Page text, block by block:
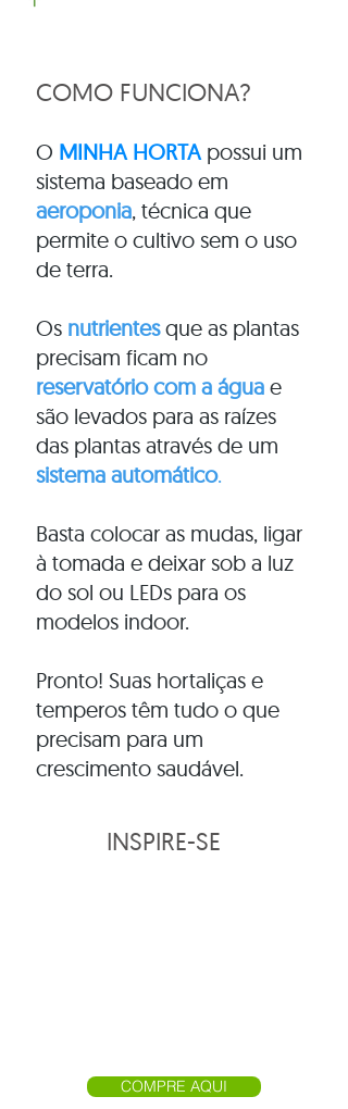
COMO FUNCIONA?
O MINHA HORTA possui um
sistema baseado em
aeroponia, técnica que
permite o cultivo sem o uso
de terra.
Os nutrientesque as plantas
precisam ficam no
reservatório com a água e
são levados para as raízes
das plantas através de um
sistema automático.
Basta colocar as mudas, ligar
à tomada e deixar sob a luz
do sol ou LEDs para os
modelos indoor.
Pronto! Suas hortaliças e
temperos têm tudo o que
precisam para um
crescimento saudável.
INSPIRE-SE
COMPRE AQUI